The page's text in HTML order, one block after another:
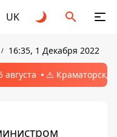
UK
16:35, 1 Декабря 2022
⚠️ Краматорск,